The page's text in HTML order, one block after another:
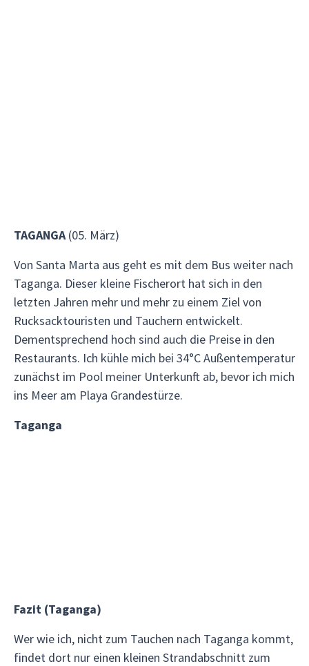
TAGANGA(05. März)
Von Santa Marta aus geht es mit dem Bus weiter nach
Taganga. Dieser kleine Fischerort hat sich in den
letzten Jahren mehr und mehr zu einem Ziel von
Rucksacktouristen und Tauchern entwickelt.
Dementsprechend hoch sind auch die Preise in den
Restaurants. Ich kühle mich bei 34°C Außentemperatur
zunächst im Pool meiner Unterkunft ab, bevor ich mich
ins Meer am Playa Grandestürze.
Taganga
Fazit (Taganga)
Wer wie ich, nicht zum Tauchen nach Taganga kommt,
findet dort nur einen kleinen Strandabschnitt zum